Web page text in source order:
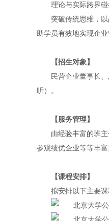
理论与实际跨界
突破传统思维，
助学员有效地实现企
【招生对象】
民营企业董事长
听）。
【服务管理】
由经验丰富的班
参观绩优企业等等丰
【课程安排】
拟安排以下主要